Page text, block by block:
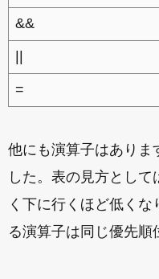
&&
=
他にも演算子はありま
した。表の見方とし
く下に行くほど低く
る演算子は同じ優先順